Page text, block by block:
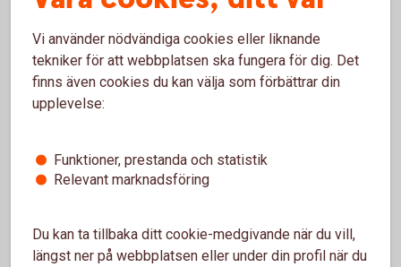
Hur handlar jag med placeringar som inte finns i
bankens erbjudande?
andra leverantörer som inte finns med i bankens
erbjudande?
Vi använder nödvändiga cookies eller liknande
tekniker för att webbplatsen ska fungera för dig. Det
finns även cookies du kan välja som förbättrar din
upplevelse:
Funktioner, prestanda och statistik
Relevant marknadsföring
Du kan ta tillbaka ditt cookie-medgivande när du vill,
längst ner på webbplatsen eller under din profil när du